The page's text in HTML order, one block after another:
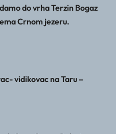
do vrha Terzin Bogaz
Crnom jezeru.
vidikovac na Taru –